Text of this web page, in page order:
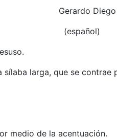
Diego
larga, que se contrae
medio de la acentuación.